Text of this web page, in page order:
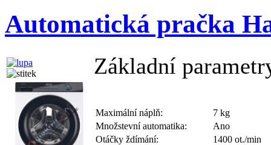
Automatická pračka
Základní
Maximální náplň:
7 kg
Množstevní automatika:
Ano
Otáčky ždímání:
1400 ot./min